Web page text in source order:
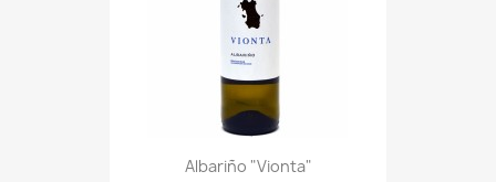
Albariño "Vionta"